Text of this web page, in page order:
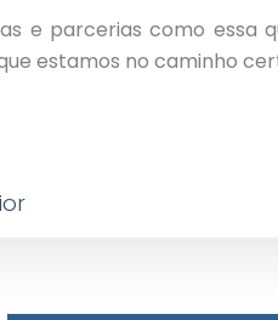
e parcerias como essa
estamos no caminho